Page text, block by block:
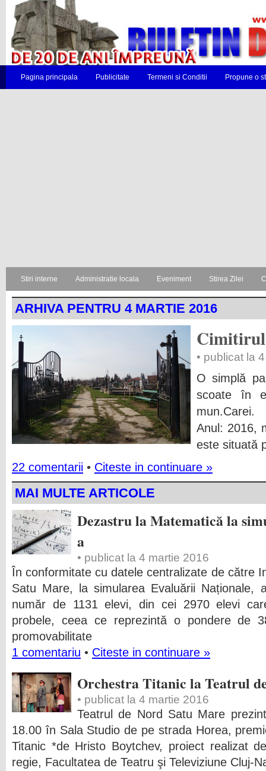
Pagina principala Publicitate Termeni si Conditii Propune o
Stiri interne Administratie locala Eveniment Stirea Zilei
ARHIVA PENTRU 4 MARTIE 2016
• publicat la
O simplă
scoate în
mun.Carei.
Anul: 2016,
este situată
22 comentarii • Citeste in continuare »
MAI MULTE ARTICOLE
Dezastru la Matematică la
a
• publicat la 4 martie 2016
În conformitate cu datele centralizate de către
Satu Mare, la simularea Evaluării Naționale,
număr de 1131 elevi, din cei 2970 elevi
probele, ceea ce reprezintă o pondere de
promovabilitate
1 comentariu • Citeste in continuare »
Orchestra Titanic la Teatrul
• publicat la 4 martie 2016
Teatrul de Nord Satu Mare
18.00 în Sala Studio de pe strada Horea,
Titanic *de Hristo Boytchev, proiect realizat
regie, Facultatea de Teatru şi Televiziune Cluj-